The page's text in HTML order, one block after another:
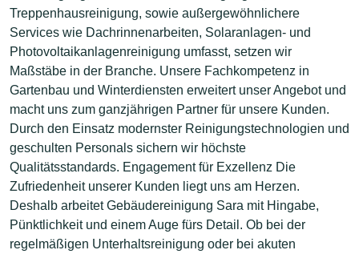
Treppenhausreinigung, sowie außergewöhnlichere
Services wie Dachrinnenarbeiten, Solaranlagen- und
Photovoltaikanlagenreinigung umfasst, setzen wir
Maßstäbe in der Branche. Unsere Fachkompetenz in
Gartenbau und Winterdiensten erweitert unser Angebot und
macht uns zum ganzjährigen Partner für unsere Kunden.
Durch den Einsatz modernster Reinigungstechnologien und
geschulten Personals sichern wir höchste
Qualitätsstandards. Engagement für Exzellenz Die
Zufriedenheit unserer Kunden liegt uns am Herzen.
Deshalb arbeitet Gebäudereinigung Sara mit Hingabe,
Pünktlichkeit und einem Auge fürs Detail. Ob bei der
regelmäßigen Unterhaltsreinigung oder bei akuten